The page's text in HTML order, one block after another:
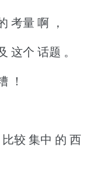
考量 啊 ，
这个 话题 。
！
较 集中 的 西